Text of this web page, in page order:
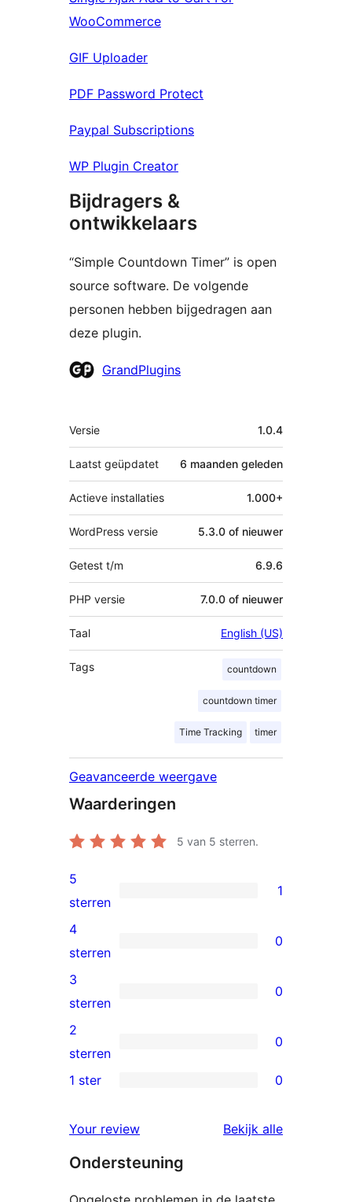
WooCommerce
GIF Uploader
PDF Password Protect
Paypal Subscriptions
WP Plugin Creator
Bijdragers &
ontwikkelaars
“Simple Countdown Timer” is open
source software. De volgende
personen hebben bijgedragen aan
deze plugin.
BijdragersGrandPlugins
Meta
Versie 1.0.4
Laatst geüpdatet 6 maanden geleden
Actieve installaties 1.000+
WordPress versie 5.3.0 of nieuwer
Getest t/m 6.9.6
PHP versie 7.0.0 of nieuwer
Taal English (US)
Tags countdown
countdown timer
Time Tracking timer
Geavanceerde weergave
Waarderingen
5 van 5 sterren.
1
5
ster
beoordeling
5
sterren
1
0
4
sterren
beoordelingen
4
sterren
0
0
3
sterren
beoordelingen
3
sterren
0
0
2
beoordelingen
2
sterren
0
sterren
beoordelingen
1 ster 0
Your review Bekijk alle
Ondersteuning